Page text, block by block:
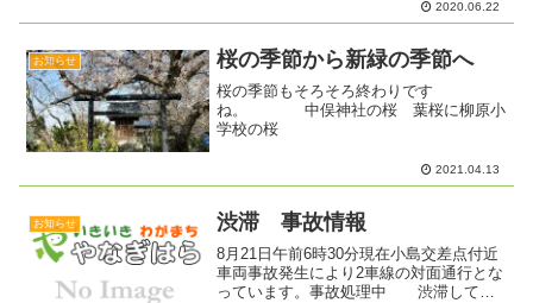
意点や過去のホタルが見られた時期など
2020.06.22
お知らせ 桜の季節から新緑の季節へ
桜の季節もそろそろ終わりです
ね。 中俣神社の桜 葉桜に柳原小
学校の桜
2021.04.13
お知らせ 渋滞 事故情報
8月21日午前6時30分現在小島交差点付近
車両事故発生により2車線の対面通行とな
っています。事故処理中 渋滞してい